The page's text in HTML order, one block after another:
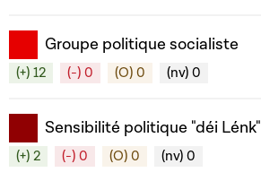
Groupe politique socialiste
(+) 12 (-) 0 (O) 0 (nv) 0
Sensibilité politique "déi Lénk"
(+) 2 (-) 0 (O) 0 (nv) 0